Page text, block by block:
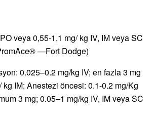
veya 0,55-1,1 mg/ kg IV, IM veya SC
—Fort Dodge)
0.025–0.2 mg/kg IV; en fazla 3 mg
IM; Anestezi öncesi: 0.1-0.2 mg/Kg
3 mg; 0.05–1 mg/kg IV, IM veya SC